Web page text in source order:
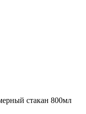
стакан 800мл